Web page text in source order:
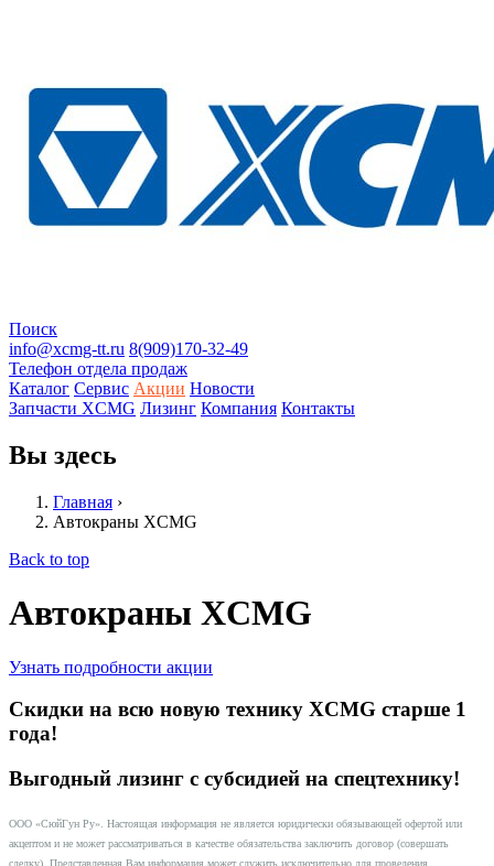
Поиск
info@xcmg-tt.ru 8(909)170-32-49
Телефон отдела продаж
Каталог Сервис Акции Новости
Запчасти XCMG Лизинг Компания Контакты
Вы здесь
Главная ›
Автокраны XCMG
Back to top
Автокраны XCMG
Узнать подробности акции
Скидки на всю новую технику XCMG старше 1
года!
Выгодный лизинг с субсидией на спецтехнику!
ООО «СюйГун Ру». Настоящая информация не является юридически обязывающей офертой или
акцептом и не может рассматриваться в качестве обязательства заключить договор (совершать
сделку). Представленная Вам информация может служить исключительно для проведения